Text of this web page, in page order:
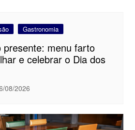
Gastronomia
presente: menu farto
e celebrar o Dia dos
08/2026